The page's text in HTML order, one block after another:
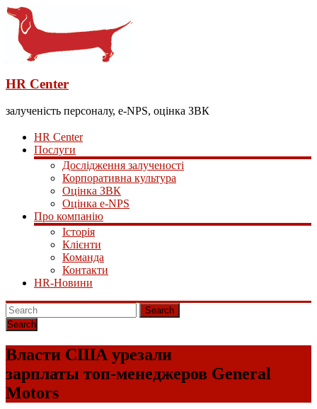
HR Center
залученість персоналу, e-NPS, оцінка ЗВК
HR Center
Послуги
Дослідження залученості
Корпоративна культура
Оцінка ЗВК
Оцінка e-NPS
Про компанію
Історія
Клієнти
Команда
Контакти
HR-Новини
Search
Власти США урезали
зарплаты топ-менеджеров General
Motors